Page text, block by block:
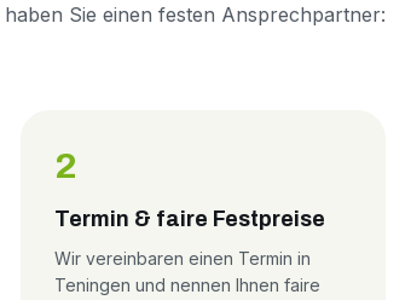
Sie einen festen Ansprechpartner:
2
Termin & faire Festpreise
Wir vereinbaren einen Termin in
Teningen und nennen Ihnen faire